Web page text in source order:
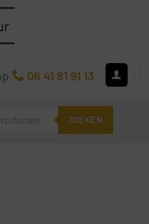
06 41 81 91 13
ZOEKEN